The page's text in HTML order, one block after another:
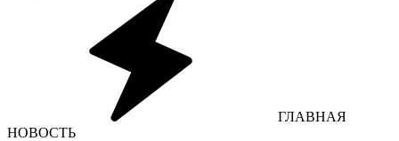
ГЛАВНАЯ
НОВОСТЬ